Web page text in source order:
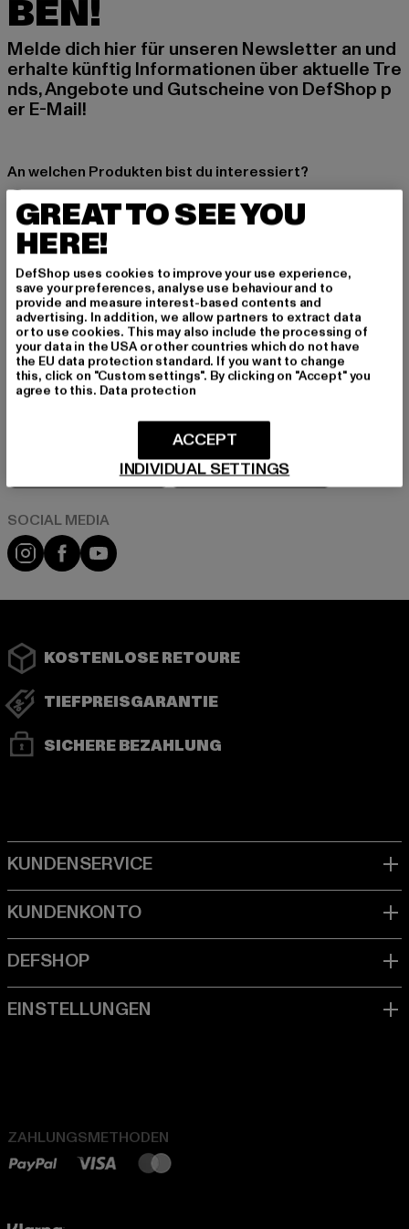
BEN!
Melde dich hier für unseren Newsletter an und
erhalte künftig Informationen über aktuelle Tre
nds, Angebote und Gutscheine von DefShop p
er E-Mail!
An welchen Produkten bist du interessiert?
MÄNNER
FRAUEN
E-MAIL
ANMELDEN
Informationen dazu, wie DefShop mit Deinen Daten umgeht, findest Du
in unserer Datenschutzerklärung. Du kannst Dich jederzeit kostenfei
abmelden.Datenschutzerklärung lesen.
Instagram
FacebookYouTube
KOSTENLOSE RETOURE
TIEFPREISGARANTIE
SICHERE BEZAHLUNG
ZAHLUNGSMETHODEN
GREAT TO SEE YOU
HERE!
DefShop uses cookies to improve your use experience,
save your preferences, analyse use behaviour and to
provide and measure interest-based contents and
advertising. In addition, we allow partners to extract data
or to use cookies. This may also include the processing of
your data in the USA or other countries which do not have
the EU data protection standard. If you want to change
this, click on "Custom settings". By clicking on "Accept" you
agree to this. Data protection
INDIVIDUAL SETTINGS
ACCEPT